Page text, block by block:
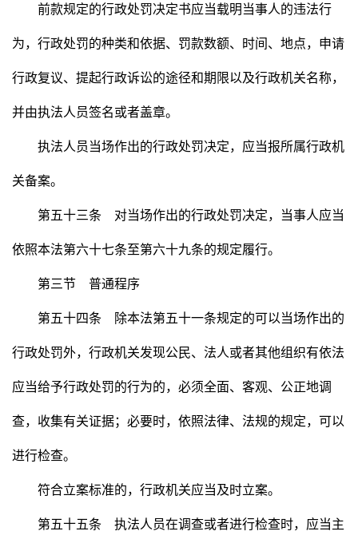
前款规定的行政处罚决定书应当载明当事人的违法行
为，行政处罚的种类和依据、罚款数额、时间、地点，申请
行政复议、提起行政诉讼的途径和期限以及行政机关名称，
并由执法人员签名或者盖章。
执法人员当场作出的行政处罚决定，应当报所属行政机
关备案。
第五十三条 对当场作出的行政处罚决定，当事人应当
依照本法第六十七条至第六十九条的规定履行。
第三节 普通程序
第五十四条 除本法第五十一条规定的可以当场作出的
行政处罚外，行政机关发现公民、法人或者其他组织有依法
应当给予行政处罚的行为的，必须全面、客观、公正地调
查，收集有关证据；必要时，依照法律、法规的规定，可以
进行检查。
符合立案标准的，行政机关应当及时立案。
第五十五条 执法人员在调查或者进行检查时，应当主